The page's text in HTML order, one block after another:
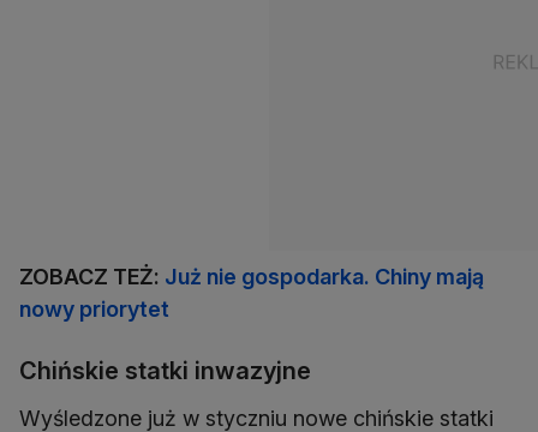
ZOBACZ TEŻ: Już nie gospodarka. Chiny mają
nowy priorytet
Chińskie statki inwazyjne
Wyśledzone już w styczniu nowe chińskie statki